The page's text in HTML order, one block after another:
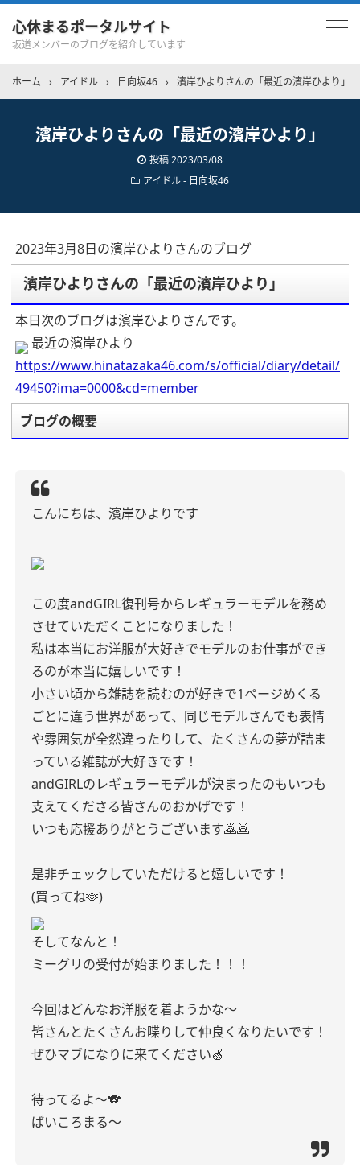
心休まるポータルサイト
坂道メンバーのブログを紹介しています
ホーム › アイドル › 日向坂46 › 濱岸ひよりさんの「最近の濱岸ひより」
濱岸ひよりさんの「最近の濱岸ひより」
投稿2023/03/08
アイドル - 日向坂46
2023年3月8日の濱岸ひよりさんのブログ
濱岸ひよりさんの「最近の濱岸ひより」
本日次のブログは濱岸ひよりさんです。
最近の濱岸ひより
https://www.hinatazaka46.com/s/official/diary/detail/
49450?ima=0000&cd=member
ブログの概要
こんにちは、濱岸ひよりです
この度andGIRL復刊号からレギュラーモデルを務め
させていただくことになりました！
私は本当にお洋服が大好きでモデルのお仕事ができ
るのが本当に嬉しいです！
小さい頃から雑誌を読むのが好きで1ページめくる
ごとに違う世界があって、同じモデルさんでも表情
や雰囲気が全然違ったりして、たくさんの夢が詰ま
っている雑誌が大好きです！
andGIRLのレギュラーモデルが決まったのもいつも
支えてくださる皆さんのおかげです！
いつも応援ありがとうございます🙇🙇
是非チェックしていただけると嬉しいです！
(買ってね🫶)
そしてなんと！
ミーグリの受付が始まりました！！！
今回はどんなお洋服を着ようかな〜
皆さんとたくさんお喋りして仲良くなりたいです！
ぜひマブになりに来てください🍏
待ってるよ〜🐨
ばいころまる〜